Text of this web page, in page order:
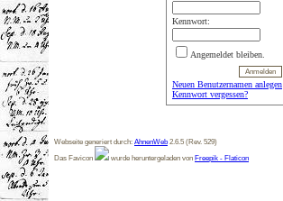
Kennwort:
Angemeldet bleiben.
Neuen Benutzernamen anlegen
Kennwort vergessen?
Webseite generiert durch: AhnenWeb 2.6.5 (Rev. 529)
Das Favicon
wurde heruntergeladen von Freepik - Flaticon